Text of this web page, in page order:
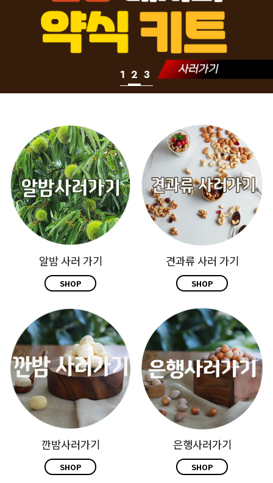
1 2 3
알밤 사러 가기
SHOP
견과류 사러 가기
SHOP
깐밤사러가기
SHOP
은행사러가기
SHOP